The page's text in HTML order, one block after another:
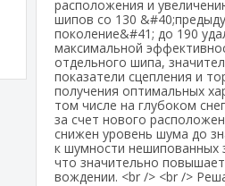
расположения и
шипов со 130
поколение&#41; до 190
максимальной
отдельного шипа,
показатели сцепления и
получения оптимальных
том числе на глубоком
за счет нового
снижен уровень шума до
к шумности нешипованных
что значительно
вождении. <br /> <br />